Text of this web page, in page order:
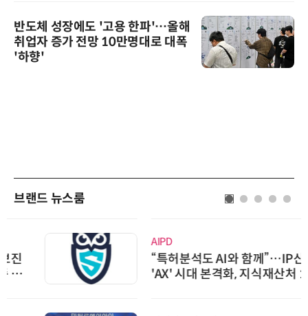
반도체 성장에도 '고용 한파'…올해
취업자 증가 전망 10만명대로 대폭
'하향'
브랜드 뉴스룸
“특허분석도 AI와 함께”…IP산업
'AX' 시대 본격화, 지식재산처 1호
AI IP데이터분석사 탄생